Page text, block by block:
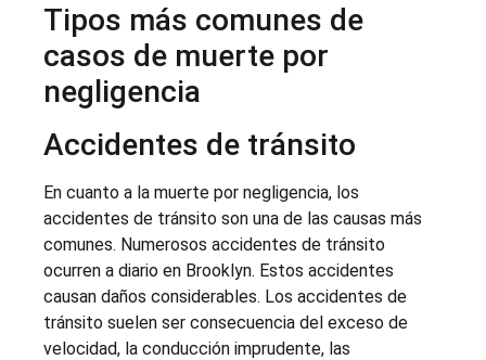
Tipos más comunes de
casos de muerte por
negligencia
Accidentes de tránsito
En cuanto a la muerte por negligencia, los
accidentes de tránsito son una de las causas más
comunes. Numerosos accidentes de tránsito
ocurren a diario en Brooklyn. Estos accidentes
causan daños considerables. Los accidentes de
tránsito suelen ser consecuencia del exceso de
velocidad, la conducción imprudente, las